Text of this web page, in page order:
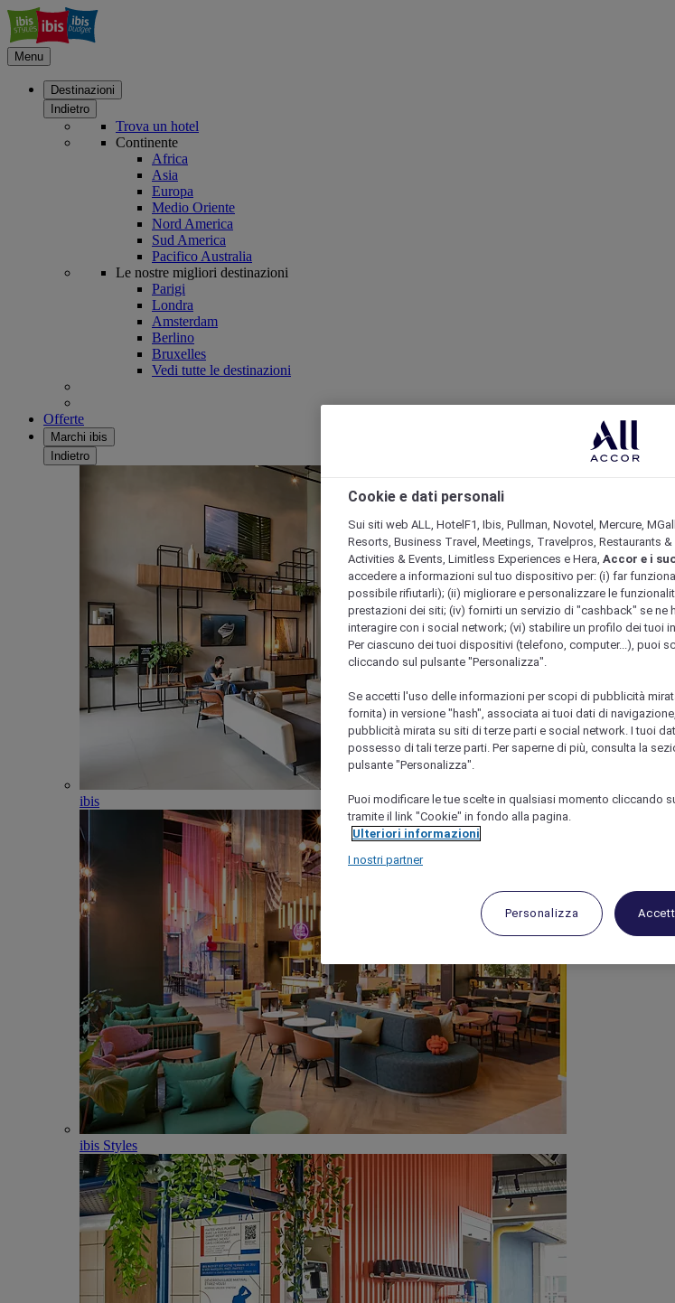
Menu
Destinazioni
Indietro
Trova un hotel
Continente
Africa
Asia
Europa
Medio Oriente
Nord America
Sud America
Pacifico Australia
Le nostre migliori destinazioni
Parigi
Londra
Amsterdam
Berlino
Bruxelles
Vedi tutte le destinazioni
Offerte
Marchi ibis
Indietro
ibis
ibis Styles
Cookie e dati personali
Sui siti web ALL, HotelF1, Ibis, Pullman, Novotel, Mercure,
Resorts, Business Travel, Meetings, Travelpros, Restaurants
Activities & Events, Limitless Experiences e Hera, Accor e i
accedere a informazioni sul tuo dispositivo per: (i) far
possibile rifiutarli); (ii) migliorare e personalizzare le
prestazioni dei siti; (iv) fornirti un servizio di "cashback" se
interagire con i social network; (vi) stabilire un profilo dei tuoi
Per ciascuno dei tuoi dispositivi (telefono, computer...), puoi
cliccando sul pulsante "Personalizza".
Se accetti l'uso delle informazioni per scopi di pubblicità
fornita) in versione "hash", associata ai tuoi dati di
pubblicità mirata su siti di terze parti e social network. I tuoi
possesso di tali terze parti. Per saperne di più, consulta la
pulsante "Personalizza".
Puoi modificare le tue scelte in qualsiasi momento cliccando
tramite il link "Cookie" in fondo alla pagina.
Ulteriori informazioni
I nostri partner
Personalizza